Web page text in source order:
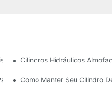
Cilindros Hidráulicos
Condições Duras De Inverno
Como Manter Seu Cilindro